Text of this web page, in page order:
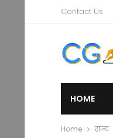
Contact Us
HOME
Home राज्य